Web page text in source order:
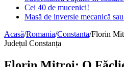
Cei 40 de mucenici!
Masă de inversie mecanică
Acasă/Romania/Constanta/Florin
Județul Constanța